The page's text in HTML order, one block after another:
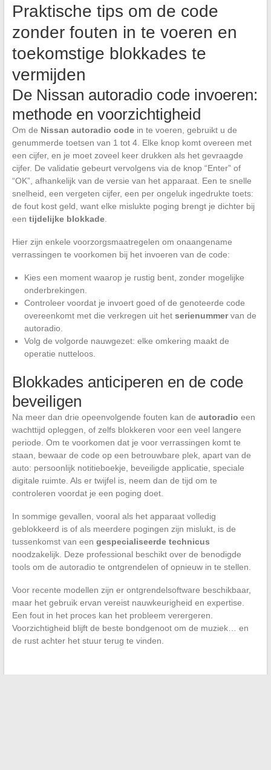
Praktische tips om de code
zonder fouten in te voeren en
toekomstige blokkades te
vermijden
De Nissan autoradio code invoeren:
methode en voorzichtigheid
Om de Nissan autoradio codein te voeren, gebruikt u de
genummerde toetsen van 1 tot 4. Elke knop komt overeen met
een cijfer, en je moet zoveel keer drukken als het gevraagde
cijfer. De validatie gebeurt vervolgens via de knop “Enter” of
“OK”, afhankelijk van de versie van het apparaat. Een te snelle
snelheid, een vergeten cijfer, een per ongeluk ingedrukte toets:
de fout kost geld, want elke mislukte poging brengt je dichter bij
een tijdelijke blokkade.
Hier zijn enkele voorzorgsmaatregelen om onaangename
verrassingen te voorkomen bij het invoeren van de code:
Kies een moment waarop je rustig bent, zonder mogelijke
onderbrekingen.
Controleer voordat je invoert goed of de genoteerde code
overeenkomt met die verkregen uit het serienummervan de
autoradio.
Volg de volgorde nauwgezet: elke omkering maakt de
operatie nutteloos.
Blokkades anticiperen en de code
beveiligen
Na meer dan drie opeenvolgende fouten kan de autoradio een
wachttijd opleggen, of zelfs blokkeren voor een veel langere
periode. Om te voorkomen dat je voor verrassingen komt te
staan, bewaar de code op een betrouwbare plek, apart van de
auto: persoonlijk notitieboekje, beveiligde applicatie, speciale
digitale ruimte. Als er twijfel is, neem dan de tijd om te
controleren voordat je een poging doet.
In sommige gevallen, vooral als het apparaat volledig
geblokkeerd is of als meerdere pogingen zijn mislukt, is de
tussenkomst van een gespecialiseerde technicus
noodzakelijk. Deze professional beschikt over de benodigde
tools om de autoradio te ontgrendelen of opnieuw in te stellen.
Voor recente modellen zijn er ontgrendelsoftware beschikbaar,
maar het gebruik ervan vereist nauwkeurigheid en expertise.
Een fout in het proces kan het probleem verergeren.
Voorzichtigheid blijft de beste bondgenoot om de muziek… en
de rust achter het stuur terug te vinden.